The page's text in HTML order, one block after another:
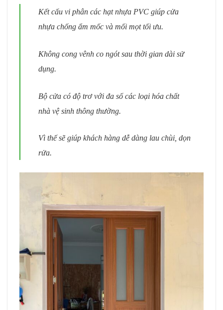
Kết cấu vi phân các hạt nhựa PVC giúp cửa
nhựa chống ẩm mốc và mối mọt tối ưu.
Không cong vênh co ngót sau thời gian dài sử
dụng.
Bộ cửa có độ trơ với đa số các loại hóa chất
nhà vệ sinh thông thường.
Vì thế sẽ giúp khách hàng dễ dàng lau chùi, dọn
rửa.